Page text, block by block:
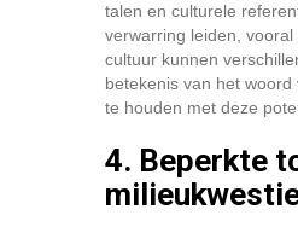
talen en culturele
verwarring leiden,
cultuur kunnen
betekenis van het
te houden met deze
4. Beperkte